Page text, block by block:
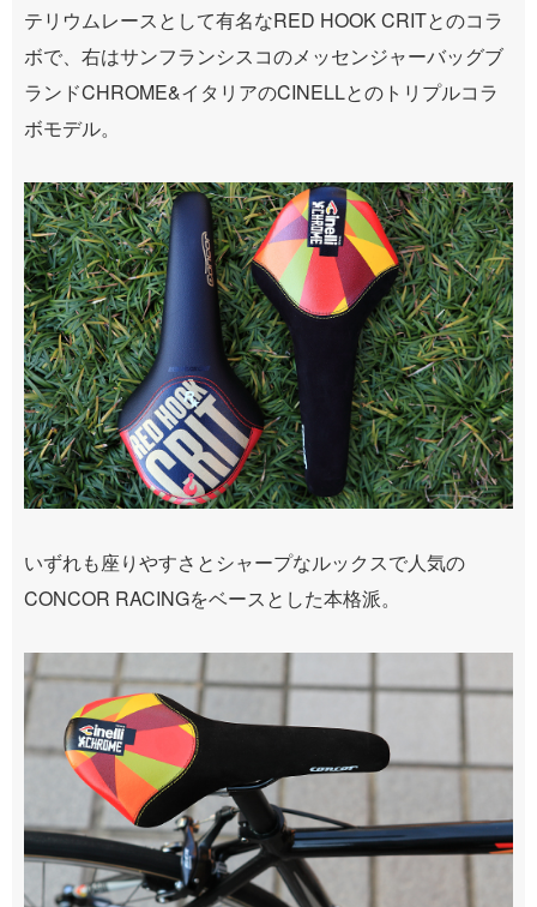
テリウムレースとして有名なRED HOOK CRITとのコラ
ボで、右はサンフランシスコのメッセンジャーバッグブ
ランドCHROME&イタリアのCINELLとのトリプルコラ
ボモデル。
いずれも座りやすさとシャープなルックスで人気の
CONCOR RACINGをベースとした本格派。